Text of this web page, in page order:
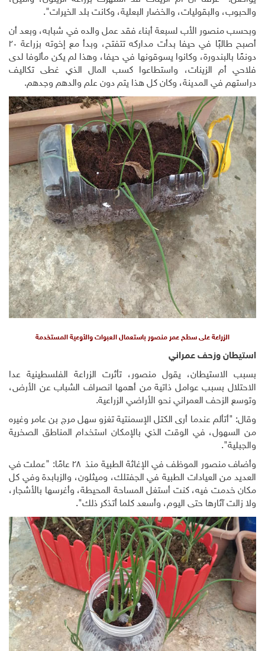
والحبوب، والبقوليات، والخضار البعلية، وكانت بلد الخيرات".
وبحسب منصور الأب لسبعة أبناء فقد عمل والده في شبابه، وبعد أن
أصبح طالبًا في حيفا بدأت مداركه تتفتح، وبدأ مع إخوته بزراعة ٢٠
دونمًا بالبندورة، وكانوا يسوقونها في حيفا، وهذا لم يكن مألوفا لدى
فلاحي أم الزينات، واستطاعوا كسب المال الذي غطى تكاليف
دراستهم في المدينة، وكان كل هذا يتم دون علم والدهم وجدهم.
الزراعة على سطح عمر منصور باستعمال العبوات والأوعية المستخدمة
استيطان وزحف عمراني
بسبب الاستيطان، يقول منصور، تأثرت الزراعة الفلسطينية عدا
الاحتلال بسبب عوامل ذاتية من أهمها انصراف الشباب عن الأرض،
وتوسع الزحف العمراني نحو الأراضي الزراعية.
وقال: "أتألم عندما أرى الكتل الإسمنتية تغزو سهل مرج بن عامر وغيره
من السهول، في الوقت الذي بالإمكان استخدام المناطق الصخرية
والجبلية".
وأضاف منصور الموظف في الإغاثة الطبية منذ ٢٨ عامًا: "عملت في
العديد من العيادات الطبية في الجفتلك، وميثلون، والزبابدة وفي كل
مكان خدمت فيه، كنت أستغل المساحة المحيطة، وأغرسها بالأشجار،
ولا زالت آثارها حتى اليوم، وأسعد كلما أتذكر ذلك".